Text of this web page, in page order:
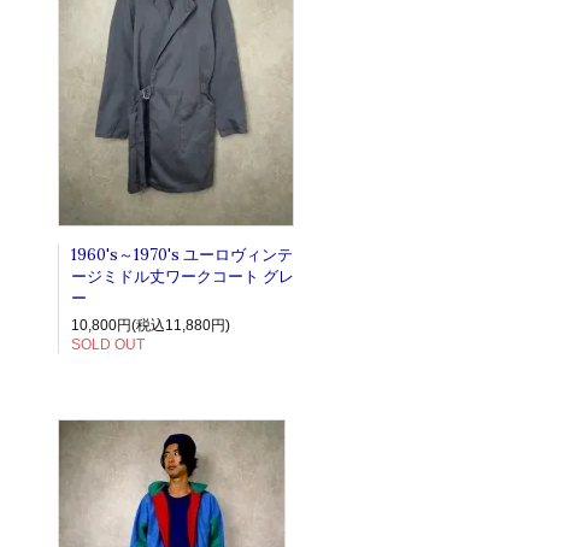
1960's～1970's ユーロヴィンテ
ージミドル丈ワークコート グレ
ー
10,800円(税込11,880円)
SOLD OUT